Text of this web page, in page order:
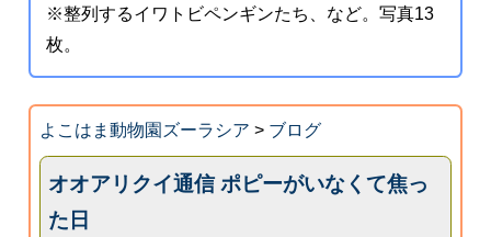
※整列するイワトビペンギンたち、など。写真13
枚。
よこはま動物園ズーラシア > ブログ
オオアリクイ通信 ポピーがいなくて焦っ
た日